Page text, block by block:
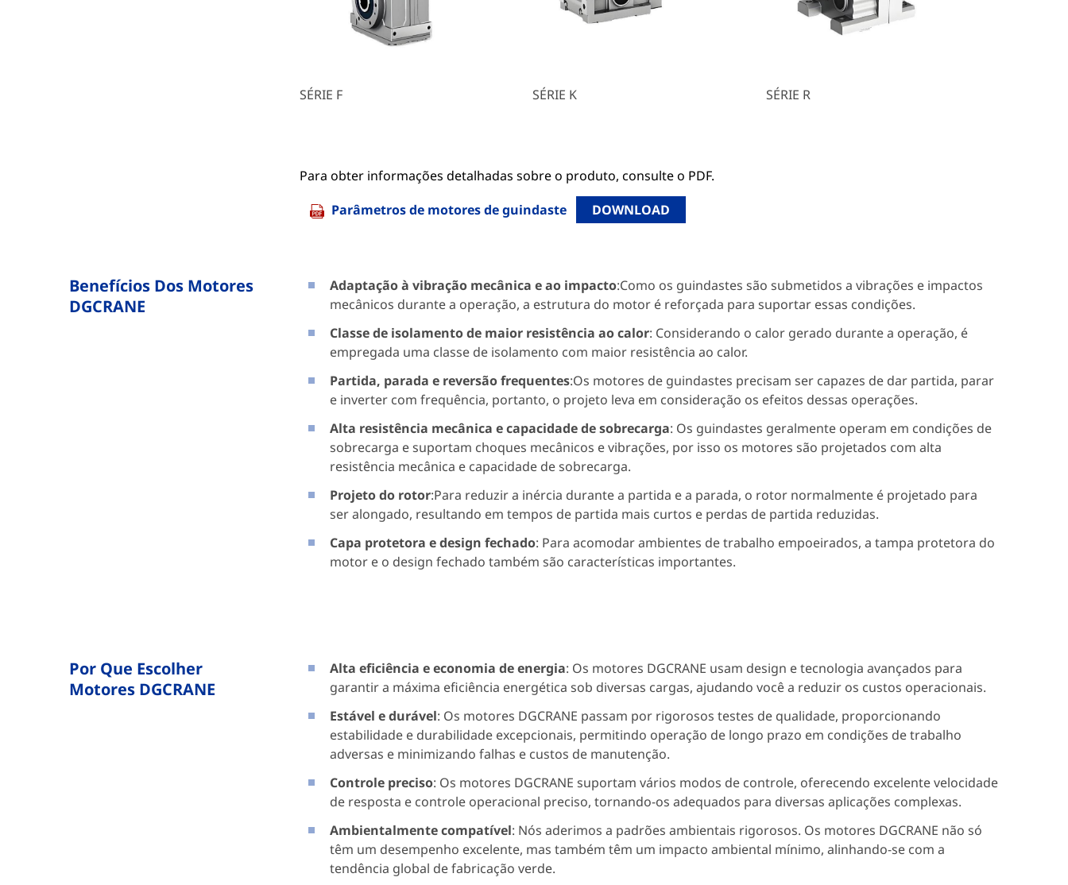
SÉRIE F SÉRIE K SÉRIE R
Para obter informações detalhadas sobre o produto, consulte o PDF.
Parâmetros de motores de guindaste
DOWNLOAD
Benefícios Dos Motores
DGCRANE
Adaptação à vibração mecânica e ao impacto:Como os guindastes são submetidos a vibrações e impactos
mecânicos durante a operação, a estrutura do motor é reforçada para suportar essas condições.
Classe de isolamento de maior resistência ao calor: Considerando o calor gerado durante a operação, é
empregada uma classe de isolamento com maior resistência ao calor.
Partida, parada e reversão frequentes:Os motores de guindastes precisam ser capazes de dar partida, parar
e inverter com frequência, portanto, o projeto leva em consideração os efeitos dessas operações.
Alta resistência mecânica e capacidade de sobrecarga: Os guindastes geralmente operam em condições de
sobrecarga e suportam choques mecânicos e vibrações, por isso os motores são projetados com alta
resistência mecânica e capacidade de sobrecarga.
Projeto do rotor:Para reduzir a inércia durante a partida e a parada, o rotor normalmente é projetado para
ser alongado, resultando em tempos de partida mais curtos e perdas de partida reduzidas.
Capa protetora e design fechado: Para acomodar ambientes de trabalho empoeirados, a tampa protetora do
motor e o design fechado também são características importantes.
Por Que Escolher
Motores DGCRANE
Alta eficiência e economia de energia: Os motores DGCRANE usam design e tecnologia avançados para
garantir a máxima eficiência energética sob diversas cargas, ajudando você a reduzir os custos operacionais.
Estável e durável: Os motores DGCRANE passam por rigorosos testes de qualidade, proporcionando
estabilidade e durabilidade excepcionais, permitindo operação de longo prazo em condições de trabalho
adversas e minimizando falhas e custos de manutenção.
Controle preciso: Os motores DGCRANE suportam vários modos de controle, oferecendo excelente velocidade
de resposta e controle operacional preciso, tornando-os adequados para diversas aplicações complexas.
Ambientalmente compatível: Nós aderimos a padrões ambientais rigorosos. Os motores DGCRANE não só
têm um desempenho excelente, mas também têm um impacto ambiental mínimo, alinhando-se com a
tendência global de fabricação verde.